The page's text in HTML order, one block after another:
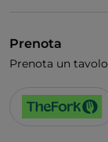
Prenota
Prenota un tavolo